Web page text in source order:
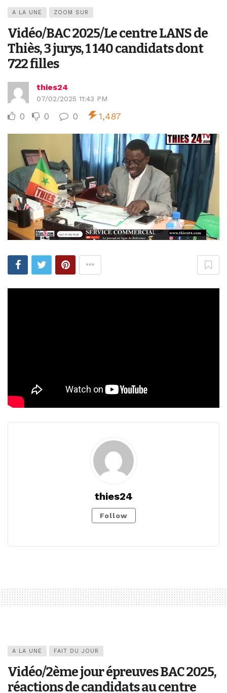
A LA UNE ZOOM SUR
Vidéo/BAC 2025/Le centre LANS de
Thiès, 3 jurys, 1 140 candidats dont
722 filles
thies24
07/02/2025 11:43 PM
0 0 0 1,487
thies24
Follow
A LA UNE FAIT DU JOUR
Vidéo/2ème jour épreuves BAC 2025,
réactions de candidats au centre